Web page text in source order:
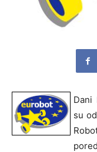
Dani
su